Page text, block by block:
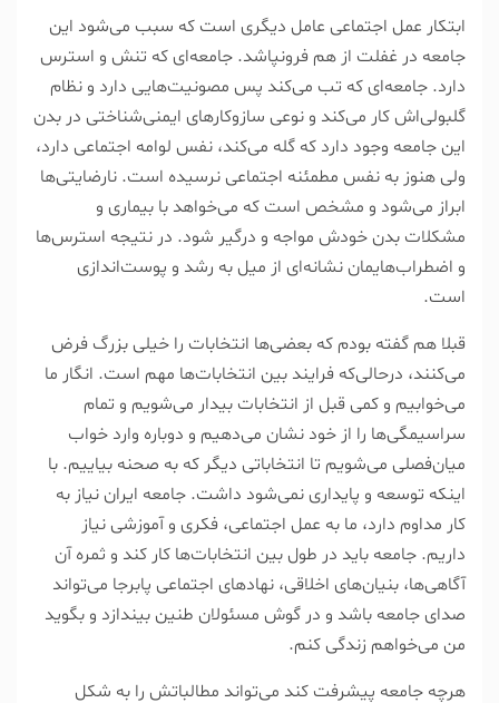
ابتکار عمل اجتماعی عامل دیگری است که سبب می‌شود این
جامعه در غفلت از هم فرونپاشد. جامعه‌ای که تنش و استرس
دارد. جامعه‌ای که تب می‌کند پس مصونیت‌هایی دارد و نظام
گلبولی‌اش کار می‌کند و نوعی سازوکار‌های ایمنی‌شناختی در بدن
این جامعه وجود دارد که گله می‌کند، نفس لوامه اجتماعی دارد،
ولی هنوز به نفس مطمئنه اجتماعی نرسیده است. نارضایتی‌ها
ابراز می‌شود و مشخص است که می‌خواهد با بیماری و
مشکلات بدن خودش مواجه و درگیر شود. در نتیجه استرس‌ها
و اضطراب‌هایمان نشانه‌ای از میل به رشد و پوست‌اندازی
است.
قبلا هم گفته بودم که بعضی‌ها انتخابات را خیلی بزرگ فرض
می‌کنند، در‌حالی‌که فرایند بین انتخابات‌ها مهم است. انگار ما
می‌خوابیم و کمی قبل از انتخابات بیدار می‌شویم و تمام
سراسیمگی‌ها را از خود نشان می‌دهیم و دوباره وارد خواب
میان‌فصلی می‌شویم تا انتخاباتی دیگر که به صحنه بیاییم. با
اینکه توسعه و پایداری نمی‌شود داشت. جامعه ایران نیاز به
کار مداوم دارد، ما به عمل اجتماعی، فکری و آموزشی نیاز
داریم. جامعه باید در طول بین انتخابات‌ها کار کند و ثمره آن
آگاهی‌ها، بنیان‌های اخلاقی، نهاد‌های اجتماعی پابرجا می‌تواند
صدای جامعه باشد و در گوش مسئولان طنین بیندازد و بگوید
من می‌خواهم زندگی کنم.
هرچه جامعه پیشرفت کند می‌تواند مطالباتش را به شکل